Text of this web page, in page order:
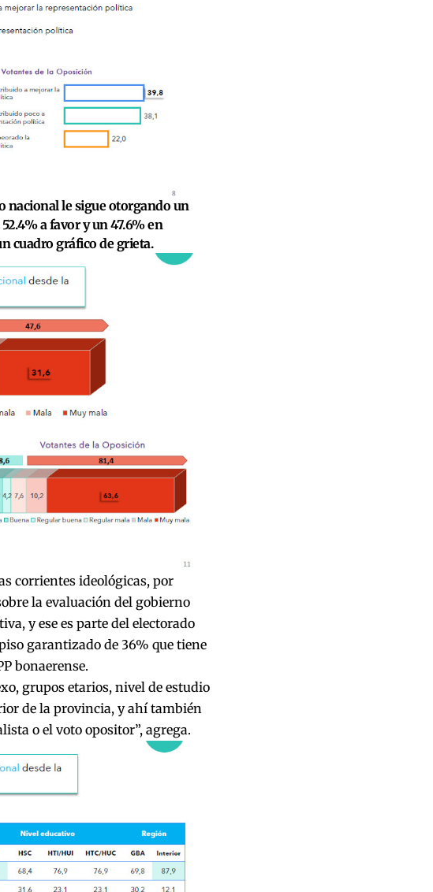
nacional le sigue otorgando un
a favor y un 47.6% en
cuadro gráfico de grieta.
corrientes ideológicas, por
la evaluación del gobierno
y ese es parte del electorado
garantizado de 36% que tiene
bonaerense.
grupos etarios, nivel de estudio
de la provincia, y ahí también
o el voto opositor”, agrega.